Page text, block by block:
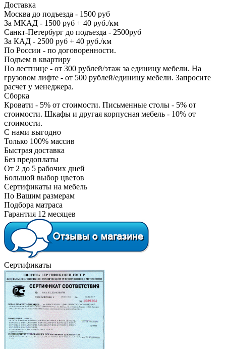
Доставка
Москва до подъезда - 1500 руб
За МКАД - 1500 руб + 40 руб./км
Санкт-Петербург до подъезда - 2500руб
За КАД - 2500 руб + 40 руб./км
По России - по договоренности.
Подъем в квартиру
По лестнице - от 300 рублей/этаж за единицу мебели. На
грузовом лифте - от 500 рублей/единицу мебели. Запросите
расчет у менеджера.
Сборка
Кровати - 5% от стоимости. Письменные столы - 5% от
стоимости. Шкафы и другая корпусная мебель - 10% от
стоимости.
С нами выгодно
Только 100% массив
Быстрая доставка
Без предоплаты
От 2 до 5 рабочих дней
Большой выбор цветов
Сертификаты на мебель
По Вашим размерам
Подбора матраса
Гарантия 12 месяцев
Сертификаты